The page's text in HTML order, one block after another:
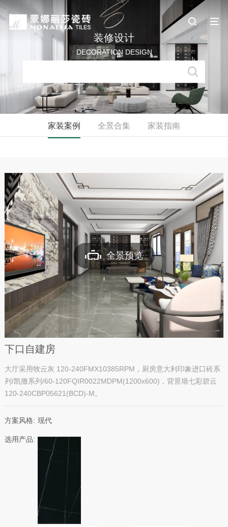
装修设计
DECORATION DESIGN
家装案例 全景合集 家装指南
全景预览
下口自建房
大厅采用牧云灰 120-240FMX10385RPM，厨房意大利印象进口砖系
列/凯撒系列/60-120FQIR0022MDPM(1200x600)，背景墙七彩碧云
120-240CBP05621(BCD)-M。
方案风格: 现代
选用产品: